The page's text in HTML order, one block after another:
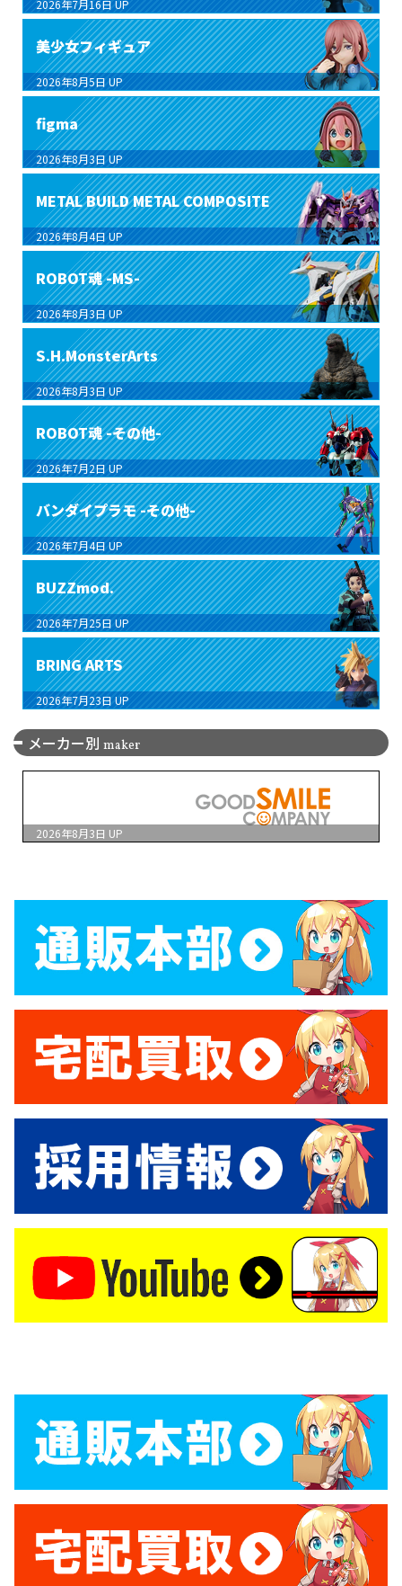
2026年7月16日 UP
美少女フィギュア
2026年8月5日 UP
figma
2026年8月3日 UP
METAL BUILD METAL COMPOSITE
2026年8月4日 UP
ROBOT魂 -MS-
2026年8月3日 UP
S.H.MonsterArts
2026年8月3日 UP
ROBOT魂 -その他-
2026年7月2日 UP
バンダイプラモ -その他-
2026年7月4日 UP
BUZZmod.
2026年7月25日 UP
BRING ARTS
2026年7月23日 UP
メーカー別 maker
2026年8月3日 UP